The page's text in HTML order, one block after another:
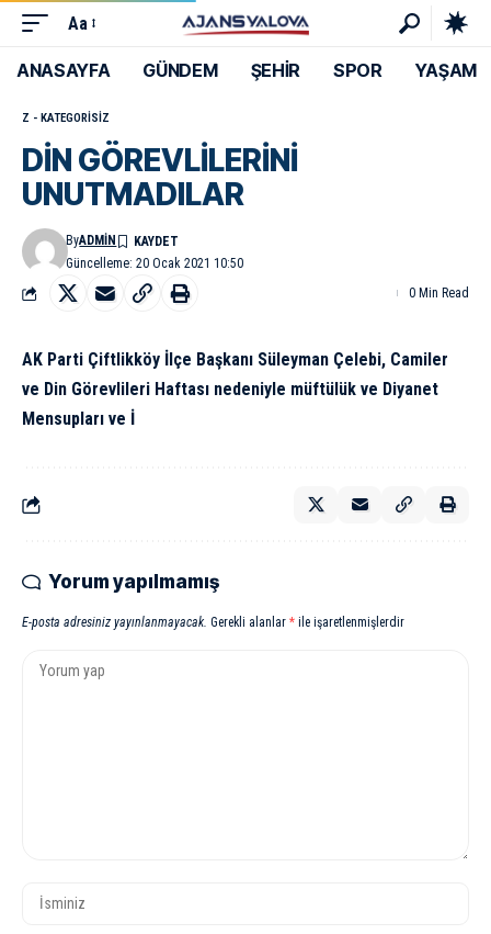
Aa
ANASAYFA GÜNDEM ŞEHİR SPOR YAŞAM
Z - KATEGORISIZ
DİN GÖREVLİLERİNİ
UNUTMADILAR
Güncelleme: 20 Ocak 2021 10:50
ByADMIN
0 Min Read
AK Parti Çiftlikköy İlçe Başkanı Süleyman Çelebi, Camiler
ve Din Görevlileri Haftası nedeniyle müftülük ve Diyanet
Mensupları ve İ
Yorum yapılmamış
E-posta adresiniz yayınlanmayacak. Gerekli alanlar * ile işaretlenmişlerdir